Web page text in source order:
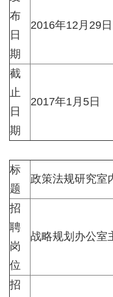
布
日
期
2016年12月29日
截
止
日
期
2017年1月5日
标
题
政策法规研究室
招
聘
岗
位
战略规划办公室
招